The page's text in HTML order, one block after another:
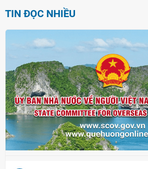
TIN ĐỌC NHIỀU